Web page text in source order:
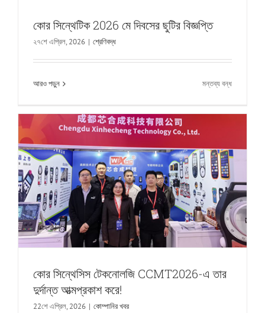
কোর সিন্থেটিক 2026 মে দিবসের ছুটির বিজ্ঞপ্তি
২৭শে এপ্রিল, 2026 | শ্রেণিবদ্ধ
আরও পড়ুন মন্তব্য বন্ধচালু
ছুটির
কোর সিন্থেসিস টেকনোলজি CCMT2026-এ তার
দুর্দান্ত আত্মপ্রকাশ করে!
কোর সিন্থেসিস টেকনোলজি CCMT2026-এ তার
দুর্দান্ত আত্মপ্রকাশ করে!
22শে এপ্রিল, 2026 | কোম্পানির খবর